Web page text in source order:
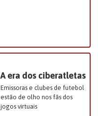
A era dos ciberatletas
Emissoras e clubes de futebol
estão de olho nos fãs dos
jogos virtuais